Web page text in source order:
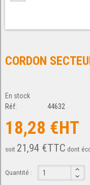
CORDON
En stock
Réf:
44632
18,28 €HT
soit 21,94 €TTC dont
Quantité :